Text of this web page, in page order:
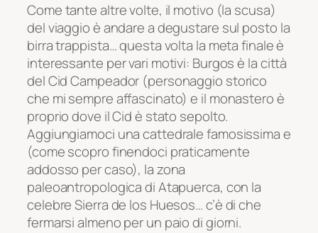
Come tante altre volte, il motivo (la scusa)
del viaggio è andare a degustare sul posto la
birra trappista… questa volta la meta finale è
interessante per vari motivi: Burgos è la città
del Cid Campeador (personaggio storico
che mi sempre affascinato) e il monastero è
proprio dove il Cid è stato sepolto.
Aggiungiamoci una cattedrale famosissima e
(come scopro finendoci praticamente
addosso per caso), la zona
paleoantropologica di Atapuerca, con la
celebre Sierra de los Huesos… c’è di che
fermarsi almeno per un paio di giorni.